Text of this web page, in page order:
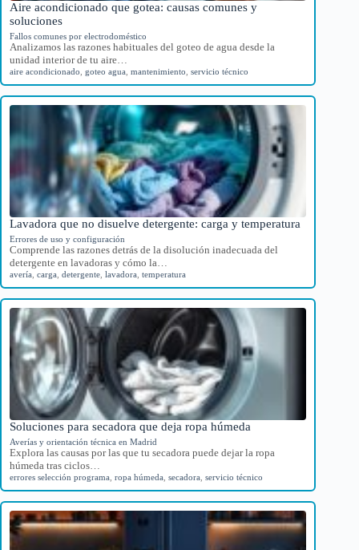
Aire acondicionado que gotea: causas comunes y
soluciones
Fallos comunes por electrodoméstico
Analizamos las razones habituales del goteo de agua desde la
unidad interior de tu aire…
aire acondicionado goteo agua mantenimiento servicio técnico
Lavadora que no disuelve detergente: carga y temperatura
Errores de uso y configuración
Comprende las razones detrás de la disolución inadecuada del
detergente en lavadoras y cómo la…
avería carga detergente lavadora temperatura
Soluciones para secadora que deja ropa húmeda
Averías y orientación técnica en Madrid
Explora las causas por las que tu secadora puede dejar la ropa
húmeda tras ciclos…
errores selección programa ropa húmeda secadora servicio técnico